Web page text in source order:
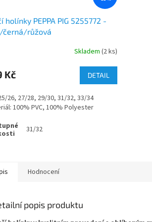
holínky PEPPA PIG 5255772 -
černá/růžová
Skladem (2 ks)
Kč DETAIL
26, 27/28, 29/30, 31/32, 33/34
100% PVC, 100% Polyester
31/32
Hodnocení
popis produktu